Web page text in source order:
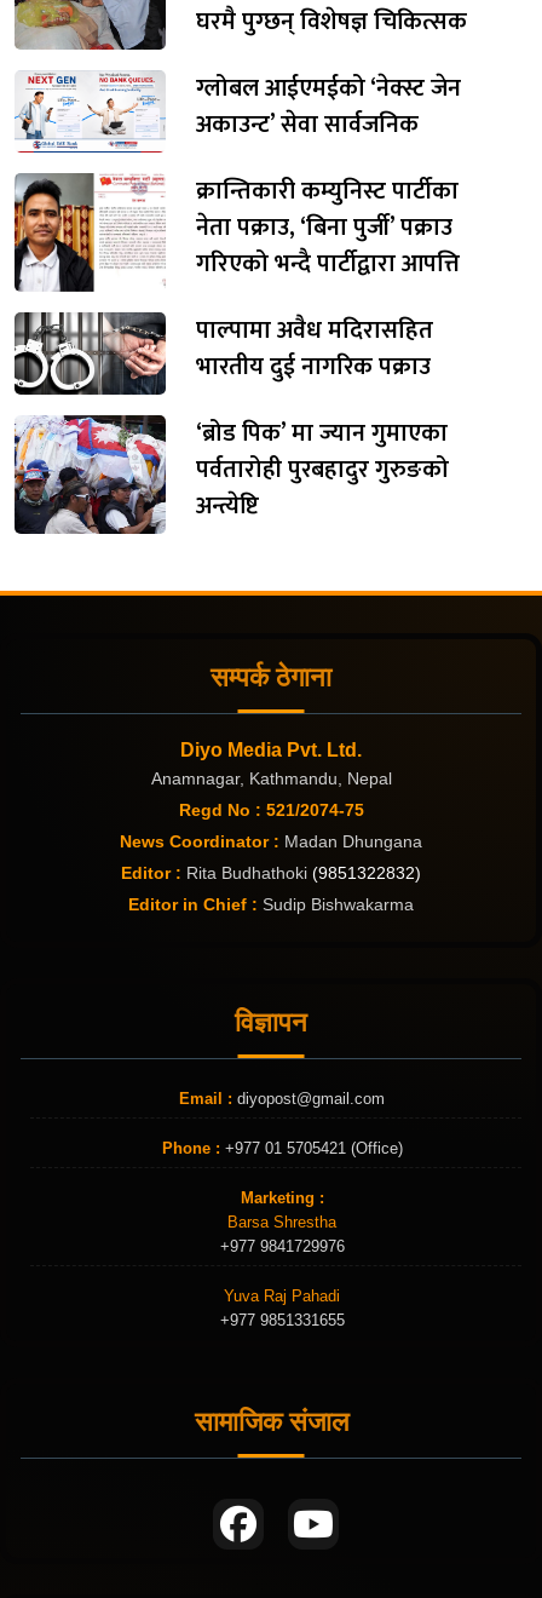
घरमै पुग्छन् विशेषज्ञ चिकित्सक
ग्लोबल आईएमईको ‘नेक्स्ट जेन
अकाउन्ट’ सेवा सार्वजनिक
क्रान्तिकारी कम्युनिस्ट पार्टीका
नेता पक्राउ, ‘बिना पुर्जी’ पक्राउ
गरिएको भन्दै पार्टीद्वारा आपत्ति
पाल्पामा अवैध मदिरासहित
भारतीय दुई नागरिक पक्राउ
‘ब्रोड पिक’ मा ज्यान गुमाएका
पर्वतारोही पुरबहादुर गुरुङको
अन्त्येष्टि
सम्पर्क ठेगाना
Diyo Media Pvt. Ltd.
Anamnagar, Kathmandu, Nepal
Regd No : 521/2074-75
News Coordinator : Madan Dhungana
Editor : Rita Budhathoki (9851322832)
Editor in Chief : Sudip Bishwakarma
विज्ञापन
Email : diyopost@gmail.com
Phone : +977 01 5705421 (Office)
Marketing :
Barsa Shrestha
+977 9841729976
Yuva Raj Pahadi
+977 9851331655
सामाजिक संजाल